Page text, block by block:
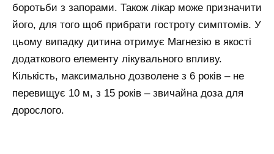
боротьби з запорами. Також лікар може призначити
його, для того щоб прибрати гостроту симптомів. У
цьому випадку дитина отримує Магнезію в якості
додаткового елементу лікувального впливу.
Кількість, максимально дозволене з 6 років – не
перевищує 10 м, з 15 років – звичайна доза для
дорослого.